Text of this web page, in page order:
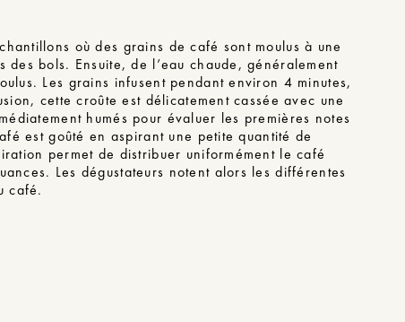
où des grains de café sont moulus à une
des bols. Ensuite, de l’eau chaude, généralement
Les grains infusent pendant environ 4 minutes,
cette croûte est délicatement cassée avec une
humés pour évaluer les premières notes
est goûté en aspirant une petite quantité de
permet de distribuer uniformément le café
Les dégustateurs notent alors les différentes
café.